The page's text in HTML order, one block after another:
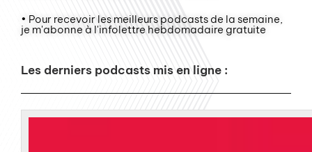
• Pour recevoir les meilleurs podcasts de la semaine,
je m'abonne à l'infolettre hebdomadaire gratuite
Les derniers podcasts mis en ligne :